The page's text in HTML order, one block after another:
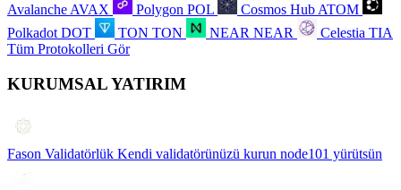
Avalanche AVAX Polygon POL Cosmos Hub ATOM
Polkadot DOT TON TON NEAR NEAR Celestia TIA
Tüm Protokolleri Gör
KURUMSAL YATIRIM
Fason Validatörlük Kendi validatörünüzü kurun node101 yürütsün